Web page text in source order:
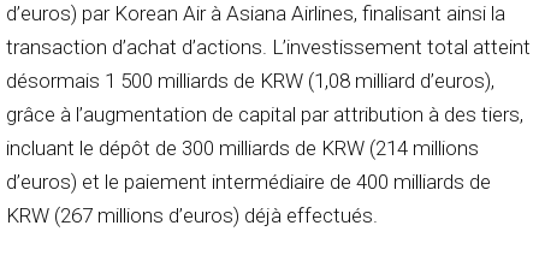
d’euros) par Korean Air à Asiana Airlines, finalisant ainsi la
transaction d’achat d’actions. L’investissement total atteint
désormais 1 500 milliards de KRW (1,08 milliard d’euros),
grâce à l’augmentation de capital par attribution à des tiers,
incluant le dépôt de 300 milliards de KRW (214 millions
d’euros) et le paiement intermédiaire de 400 milliards de
KRW (267 millions d’euros) déjà effectués.